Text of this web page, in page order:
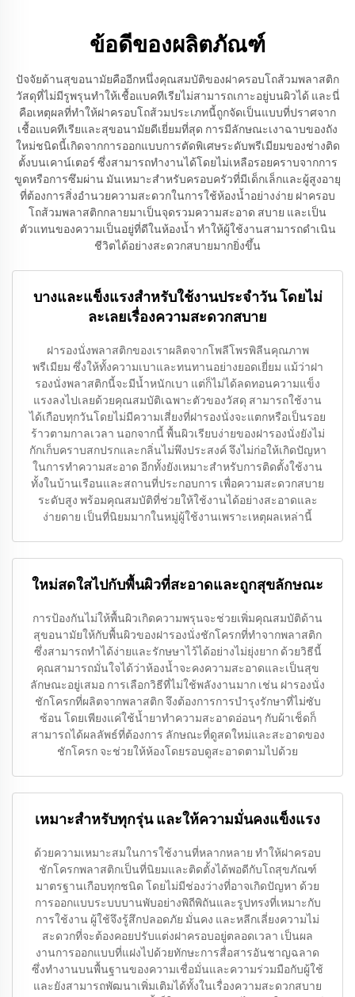
ข้อดีของผลิตภัณฑ์
ปัจจัยด้านสุขอนามัยคืออีกหนึ่งคุณสมบัติของฝาครอบโถส้วมพลาสติก
วัสดุที่ไม่มีรูพรุนทำให้เชื้อแบคทีเรียไม่สามารถเกาะอยู่บนผิวได้ และนี่
คือเหตุผลที่ทำให้ฝาครอบโถส้วมประเภทนี้ถูกจัดเป็นแบบที่ปราศจาก
เชื้อแบคทีเรียและสุขอนามัยดีเยี่ยมที่สุด การมีลักษณะเงาฉาบของถัง
ใหม่ชนิดนี้เกิดจากการออกแบบการตัดพิเศษระดับพรีเมียมของช่างติด
ตั้งบนเคาน์เตอร์ ซึ่งสามารถทำงานได้โดยไม่เหลือรอยคราบจากการ
ขูดหรือการซึมผ่าน มันเหมาะสำหรับครอบครัวที่มีเด็กเล็กและผู้สูงอายุ
ที่ต้องการสิ่งอำนวยความสะดวกในการใช้ห้องน้ำอย่างง่าย ฝาครอบ
โถส้วมพลาสติกกลายมาเป็นจุดรวมความสะอาด สบาย และเป็น
ตัวแทนของความเป็นอยู่ที่ดีในห้องน้ำ ทำให้ผู้ใช้งานสามารถดำเนิน
ชีวิตได้อย่างสะดวกสบายมากยิ่งขึ้น
บางและแข็งแรงสำหรับใช้งานประจำวัน โดยไม่
ละเลยเรื่องความสะดวกสบาย
ฝารองนั่งพลาสติกของเราผลิตจากโพลีโพรพิลีนคุณภาพ
พรีเมียม ซึ่งให้ทั้งความเบาและทนทานอย่างยอดเยี่ยม แม้ว่าฝา
รองนั่งพลาสติกนี้จะมีน้ำหนักเบา แต่ก็ไม่ได้ลดทอนความแข็ง
แรงลงไปเลยด้วยคุณสมบัติเฉพาะตัวของวัสดุ สามารถใช้งาน
ได้เกือบทุกวันโดยไม่มีความเสี่ยงที่ฝารองนั่งจะแตกหรือเป็นรอย
ร้าวตามกาลเวลา นอกจากนี้ พื้นผิวเรียบง่ายของฝารองนั่งยังไม่
กักเก็บคราบสกปรกและกลิ่นไม่พึงประสงค์ จึงไม่ก่อให้เกิดปัญหา
ในการทำความสะอาด อีกทั้งยังเหมาะสำหรับการติดตั้งใช้งาน
ทั้งในบ้านเรือนและสถานที่ประกอบการ เพื่อความสะดวกสบาย
ระดับสูง พร้อมคุณสมบัติที่ช่วยให้ใช้งานได้อย่างสะอาดและ
ง่ายดาย เป็นที่นิยมมากในหมู่ผู้ใช้งานเพราะเหตุผลเหล่านี้
ใหม่สดใสไปกับพื้นผิวที่สะอาดและถูกสุขลักษณะ
การป้องกันไม่ให้พื้นผิวเกิดความพรุนจะช่วยเพิ่มคุณสมบัติด้าน
สุขอนามัยให้กับพื้นผิวของฝารองนั่งชักโครกที่ทำจากพลาสติก
ซึ่งสามารถทำได้ง่ายและรักษษาไว้ได้อย่างไม่ยุ่งยาก ด้วยวิธีนี้
คุณสามารถมั่นใจได้ว่าห้องน้ำจะคงความสะอาดและเป็นสุข
ลักษณะอยู่เสมอ การเลือกวิธีที่ไม่ใช้พลังงานมาก เช่น ฝารองนั่ง
ชักโครกที่ผลิตจากพลาสติก จึงต้องการการบำรุงรักษาที่ไม่ซับ
ซ้อน โดยเพียงแค่ใช้น้ำยาทำความสะอาดอ่อนๆ กับผ้าเช็ดก็
สามารถได้ผลลัพธ์ที่ต้องการ ลักษณะที่ดูสดใหม่และสะอาดของ
ชักโครก จะช่วยให้ห้องโดยรอบดูสะอาดตามไปด้วย
เหมาะสำหรับทุกรุ่น และให้ความมั่นคงแข็งแรง
ด้วยความเหมาะสมในการใช้งานที่หลากหลาย ทำให้ฝาครอบ
ชักโครกพลาสติกเป็นที่นิยมและติดตั้งได้พอดีกับโถสุขภัณฑ์
มาตรฐานเกือบทุกชนิด โดยไม่มีช่องว่างที่อาจเกิดปัญหา ด้วย
การออกแบบระบบบานพับอย่างพิถีพิถันและรูปทรงที่เหมาะกับ
การใช้งาน ผู้ใช้จึงรู้สึกปลอดภัย มั่นคง และหลีกเลี่ยงความไม่
สะดวกที่จะต้องคอยปรับแต่งฝาครอบอยู่ตลอดเวลา เป็นผล
งานการออกแบบที่แฝงไปด้วยทักษะการสื่อสารอันชาญฉลาด
ซึ่งทำงานบนพื้นฐานของความเชื่อมั่นและความร่วมมือกับผู้ใช้
และยังสามารถพัฒนาเพิ่มเติมได้ทั้งในเรื่องความสะดวกสบาย